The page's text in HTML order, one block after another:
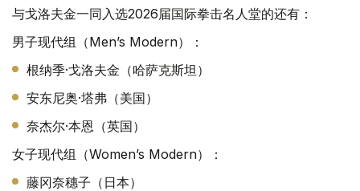
与戈洛夫金一同入选2026届国际拳击名人堂的还有：
男子现代组（Men’s Modern）：
根纳季·戈洛夫金（哈萨克斯坦）
安东尼奥·塔弗（美国）
奈杰尔·本恩（英国）
女子现代组（Women’s Modern）：
藤冈奈穗子（日本）